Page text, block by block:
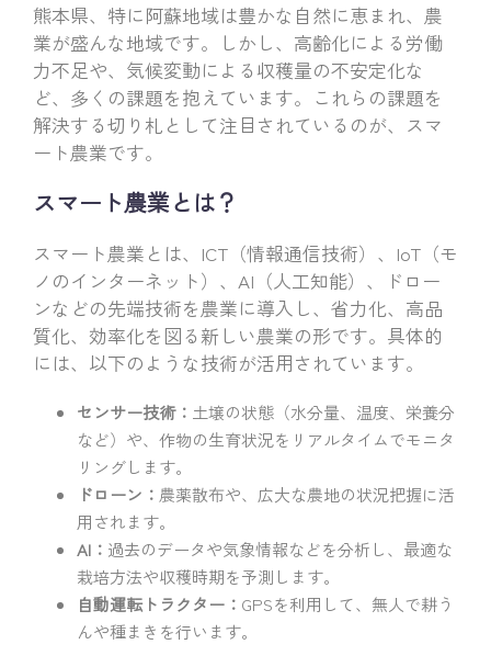
熊本県、特に阿蘇地域は豊かな自然に恵まれ、農
業が盛んな地域です。しかし、高齢化による労働
力不足や、気候変動による収穫量の不安定化な
ど、多くの課題を抱えています。これらの課題を
解決する切り札として注目されているのが、スマ
ート農業です。
スマート農業とは？
スマート農業とは、ICT（情報通信技術）、IoT（モ
ノのインターネット）、AI（人工知能）、ドロー
ンなどの先端技術を農業に導入し、省力化、高品
質化、効率化を図る新しい農業の形です。具体的
には、以下のような技術が活用されています。
センサー技術： 土壌の状態（水分量、温度、栄養分
など）や、作物の生育状況をリアルタイムでモニタ
リングします。
ドローン： 農薬散布や、広大な農地の状況把握に活
用されます。
AI： 過去のデータや気象情報などを分析し、最適な
栽培方法や収穫時期を予測します。
自動運転トラクター： GPSを利用して、無人で耕う
んや種まきを行います。